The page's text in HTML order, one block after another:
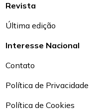
Revista
Última edição
Interesse Nacional
Contato
Política de Privacidade
Política de Cookies